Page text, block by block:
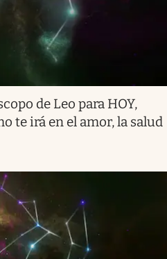
de Leo para HOY,
te irá en el amor, la salud